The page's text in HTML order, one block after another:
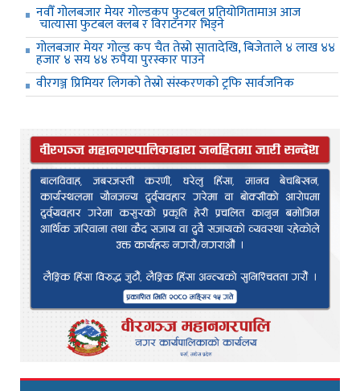
नवौँ गोलबजार मेयर गोल्डकप फुटबल प्रतियोगितामाअ आज
चात्यासा फुटबल क्लब र विराटनगर भिड्ने
गोलबजार मेयर गोल्ड कप चैत तेस्रो सातादेखि, बिजेताले ४ लाख ४४
हजार ४ सय ४४ रुपैया पुरस्कार पाउने
वीरगञ्ज प्रिमियर लिगको तेस्रो संस्करणको ट्रफि सार्वजनिक